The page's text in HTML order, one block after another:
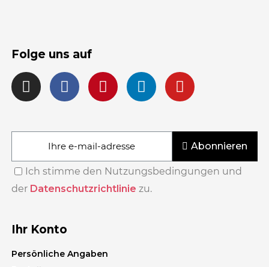
Folge uns auf
Abonnieren
Ich stimme den Nutzungsbedingungen und
der Datenschutzrichtlinie zu.
Ihr Konto
Persönliche Angaben